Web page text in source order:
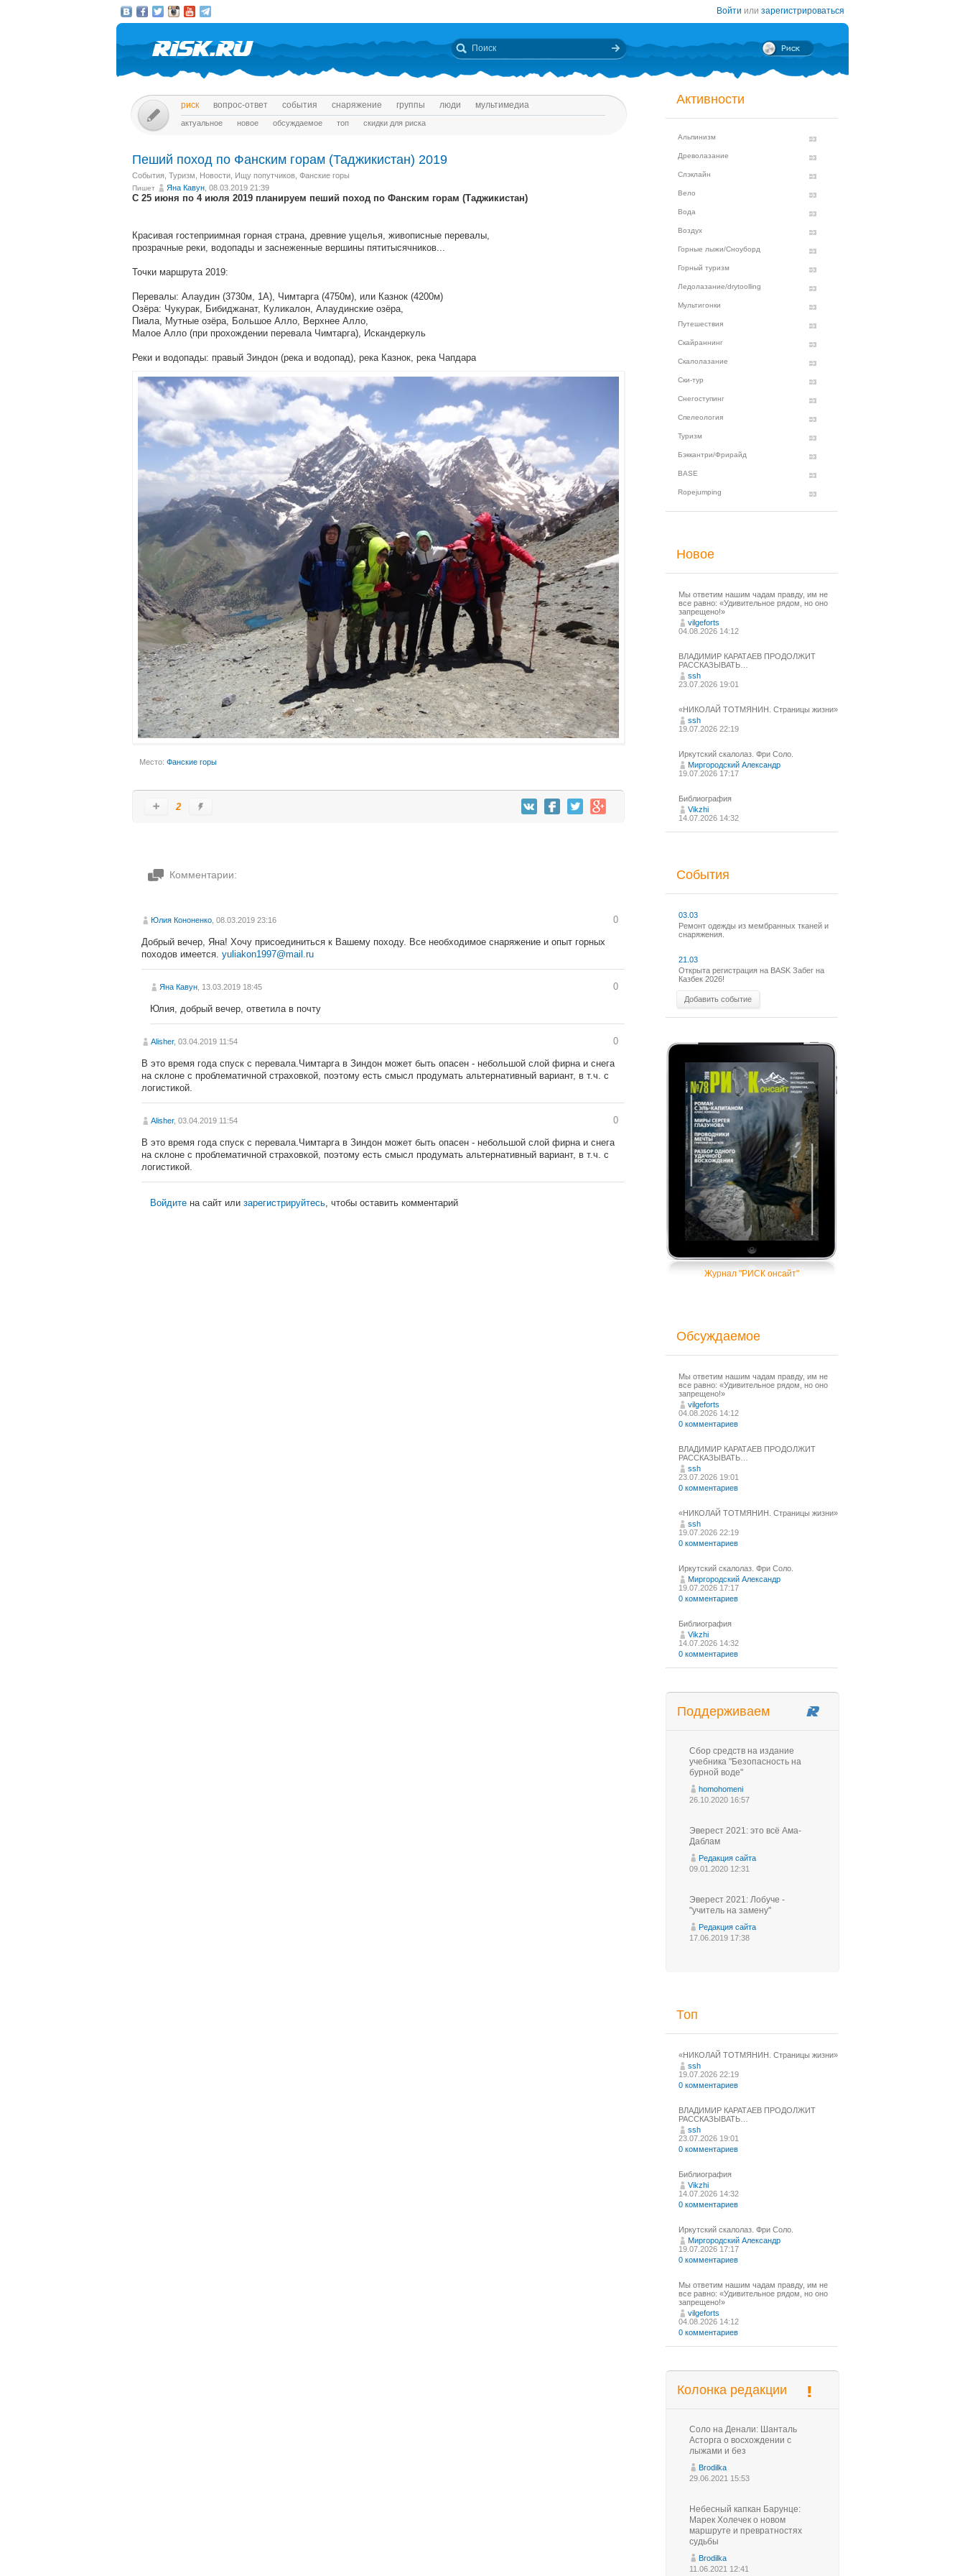
Войти или зарегистрироваться
риск вопрос-ответ события снаряжение группы люди мультимедиа
актуальное новое обсуждаемое топ скидки для риска
Пеший поход по Фанским горам (Таджикистан) 2019
События Туризм Новости Ищу попутчиков Фанские горы
Пишет Яна Кавун , 08.03.2019 21:39
С 25 июня по 4 июля 2019 планируем пеший поход по Фанским горам (Таджикистан)
Красивая гостеприимная горная страна, древние ущелья, живописные перевалы,
прозрачные реки, водопады и заснеженные вершины пятитысячников...
Точки маршрута 2019:
Перевалы: Алаудин (3730м, 1А), Чимтарга (4750м), или Казнок (4200м)
Озёра: Чукурак, Бибиджанат, Куликалон, Алаудинские озёра,
Пиала, Мутные озёра, Большое Алло, Верхнее Алло,
Малое Алло (при прохождении перевала Чимтарга), Искандеркуль
Реки и водопады: правый Зиндон (река и водопад), река Казнок, река Чапдара
Место: Фанские горы
2
Комментарии:
Юлия Кононенко , 08.03.2019 23:16 0
Добрый вечер, Яна! Хочу присоединиться к Вашему походу. Все необходимое снаряжение и опыт горных
походов имеется. yuliakon1997@mail.ru
Яна Кавун , 13.03.2019 18:45 0
Юлия, добрый вечер, ответила в почту
Alisher, 03.04.2019 11:54 0
В это время года спуск с перевала.Чимтарга в Зиндон может быть опасен - небольшой слой фирна и снега
на склоне с проблематичной страховкой, поэтому есть смысл продумать альтернативный вариант, в т.ч. с
логистикой.
Alisher, 03.04.2019 11:54 0
В это время года спуск с перевала.Чимтарга в Зиндон может быть опасен - небольшой слой фирна и снега
на склоне с проблематичной страховкой, поэтому есть смысл продумать альтернативный вариант, в т.ч. с
логистикой.
Войдите на сайт или зарегистрируйтесь, чтобы оставить комментарий
Активности
Альпинизм
Древолазание
Слэклайн
Вело
Вода
Воздух
Горные лыжи/Сноуборд
Горный туризм
Ледолазание/drytoolling
Мультигонки
Путешествия
Скайраннинг
Скалолазание
Ски-тур
Снегоступинг
Спелеология
Туризм
Бэккантри/Фрирайд
BASE
Ropejumping
Новое
Мы ответим нашим чадам правду, им не
все равно: «Удивительное рядом, но оно
запрещено!»
vilgeforts
04.08.2026 14:12
ВЛАДИМИР КАРАТАЕВ ПРОДОЛЖИТ
РАССКАЗЫВАТЬ…
ssh
23.07.2026 19:01
«НИКОЛАЙ ТОТМЯНИН. Страницы жизни»
ssh
19.07.2026 22:19
Иркутский скалолаз. Фри Соло.
Миргородский Александр
19.07.2026 17:17
Библиография
Vikzhi
14.07.2026 14:32
События
03.03
Ремонт одежды из мембранных тканей и
снаряжения.
21.03
Открыта регистрация на BASK Забег на
Казбек 2026!
Добавить событие
Журнал "РИСК онсайт"
Обсуждаемое
Мы ответим нашим чадам правду, им не
все равно: «Удивительное рядом, но оно
запрещено!»
vilgeforts
04.08.2026 14:12
0 комментариев
ВЛАДИМИР КАРАТАЕВ ПРОДОЛЖИТ
РАССКАЗЫВАТЬ…
ssh
23.07.2026 19:01
0 комментариев
«НИКОЛАЙ ТОТМЯНИН. Страницы жизни»
ssh
19.07.2026 22:19
0 комментариев
Иркутский скалолаз. Фри Соло.
Миргородский Александр
19.07.2026 17:17
0 комментариев
Библиография
Vikzhi
14.07.2026 14:32
0 комментариев
Поддерживаем
Сбор средств на издание
учебника "Безопасность на
бурной воде"
homohomeni
26.10.2020 16:57
Эверест 2021: это всё Ама-
Даблам
Редакция сайта
09.01.2020 12:31
Эверест 2021: Лобуче -
"учитель на замену"
Редакция сайта
17.06.2019 17:38
Топ
«НИКОЛАЙ ТОТМЯНИН. Страницы жизни»
ssh
19.07.2026 22:19
0 комментариев
ВЛАДИМИР КАРАТАЕВ ПРОДОЛЖИТ
РАССКАЗЫВАТЬ…
ssh
23.07.2026 19:01
0 комментариев
Библиография
Vikzhi
14.07.2026 14:32
0 комментариев
Иркутский скалолаз. Фри Соло.
Миргородский Александр
19.07.2026 17:17
0 комментариев
Мы ответим нашим чадам правду, им не
все равно: «Удивительное рядом, но оно
запрещено!»
vilgeforts
04.08.2026 14:12
0 комментариев
Колонка редакции
Соло на Денали: Шанталь
Асторга о восхождении с
лыжами и без
Brodilka
29.06.2021 15:53
Небесный капкан Барунце:
Марек Холечек о новом
маршруте и превратностях
судьбы
Brodilka
11.06.2021 12:41